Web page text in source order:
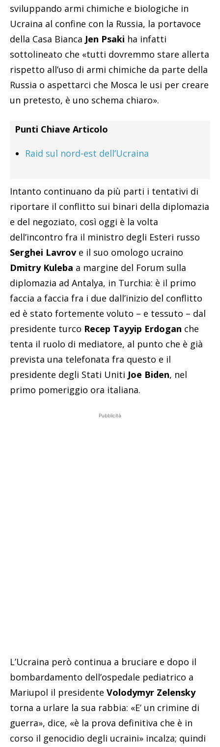
sviluppando armi chimiche e biologiche in
Ucraina al confine con la Russia, la portavoce
della Casa Bianca Jen Psaki ha infatti
sottolineato che «tutti dovremmo stare allerta
rispetto all’uso di armi chimiche da parte della
Russia o aspettarci che Mosca le usi per creare
un pretesto, è uno schema chiaro».
Punti Chiave Articolo
Raid sul nord-est dell’Ucraina
Intanto continuano da più parti i tentativi di
riportare il conflitto sui binari della diplomazia
e del negoziato, così oggi è la volta
dell’incontro fra il ministro degli Esteri russo
Serghei Lavrov e il suo omologo ucraino
Dmitry Kuleba a margine del Forum sulla
diplomazia ad Antalya, in Turchia: è il primo
faccia a faccia fra i due dall’inizio del conflitto
ed è stato fortemente voluto – e tessuto – dal
presidente turco Recep Tayyip Erdogan che
tenta il ruolo di mediatore, al punto che è già
prevista una telefonata fra questo e il
presidente degli Stati Uniti Joe Biden, nel
primo pomeriggio ora italiana.
Pubblicità
L’Ucraina però continua a bruciare e dopo il
bombardamento dell’ospedale pediatrico a
Mariupol il presidente Volodymyr Zelensky
torna a urlare la sua rabbia: «E’ un crimine di
guerra», dice, «è la prova definitiva che è in
corso il genocidio degli ucraini» incalza; quindi